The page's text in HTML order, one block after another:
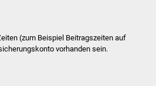
Sanierung Bizethalle
(zum Beispiel Beitragszeiten auf
vorhanden sein.